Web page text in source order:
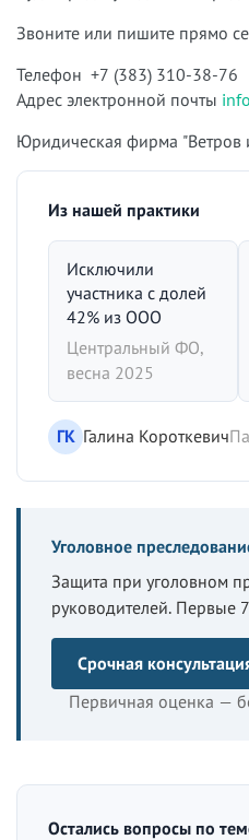
Звоните или пишите прямо
Телефон +7 (383) 310-38-76
Адрес электронной почты
Юридическая фирма "Ветров
Из нашей практики
Исключили
участника с долей
42% из ООО
Центральный ФО,
весна 2025
ГК Галина Короткевич
Уголовное
Защита при уголовном
руководителей. Первые
Срочная
Первичная оценка —
Остались вопросы по